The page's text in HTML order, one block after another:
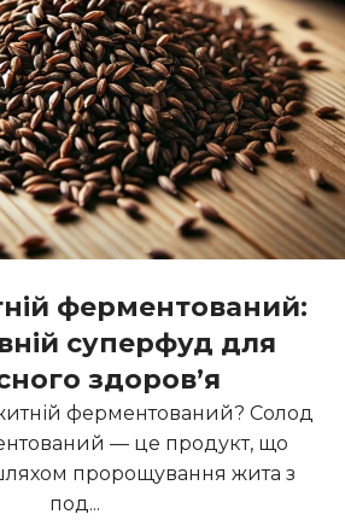
ферментований:
суперфуд для
здоров’я
ферментований? Солод
— це продукт, що
пророщування жита з
под...